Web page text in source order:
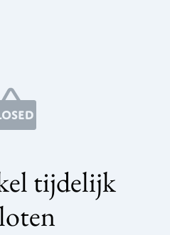
tijdelijk